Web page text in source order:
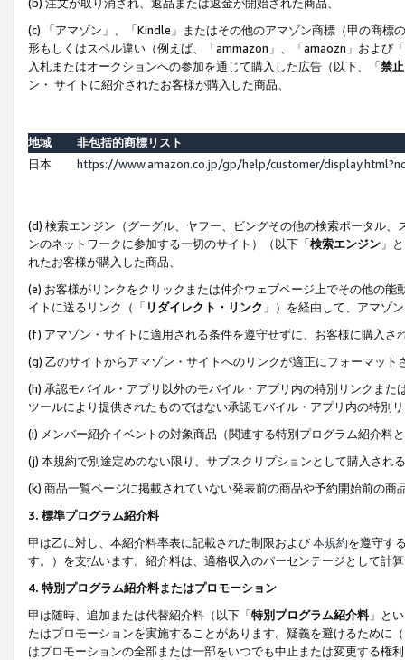
(c) 「アマゾン」、「Kindle」またはその他のアマゾン商標（甲の商
形もしくはスペル違い（例えば、「ammazon」、「amaozn」および
入札またはオークションへの参加を通じて購入した広告（以下、「禁
ン・ サイトに紹介されたお客様が購入した商品、
地域
非包括的商標リスト
日本
https://www.amazon.co.jp/gp/help/customer/
(d) 検索エンジン（グーグル、ヤフー、ビングその他の検索ポータル
ンのネットワークに参加する一切のサイト）（以下「検索エンジン 」
れたお客様が購入した商品、
(e) お客様がリンクをクリックまたは仲介ウェブページ上でその他の
イトに送るリンク（「 リダイレクト・リンク 」）を経由して、アマゾ
(f) アマゾン・サイトに適用される条件を遵守せずに、お客様に購入さ
(g) 乙のサイトからアマゾン・サイトへのリンクが適正にフォーマッ
(h) 承認モバイル・アプリ以外のモバイル・アプリ内の特別リンクま
ツールにより提供されたものではない承認モバイル・アプリ内の特別
(i) メンバー紹介イベントの対象商品（関連する特別プログラム紹介料
(j) 本規約で別途定めのない限り、サブスクリプションとして購入され
(k) 商品一覧ページに掲載されていない発表前の商品や予約開始前の商
3. 標準プログラム紹介料
甲は乙に対し、本紹介料率表に記載された制限および本規約を遵守す
す。）を支払います。紹介料は、適格収入のパーセンテージとして計
4. 特別プログラム紹介料またはプロモーション
甲は随時、追加または代替紹介料（以下「特別プログラム紹介料」と
たはプロモーションを実施することがあります。疑義を避けるために
はプロモーションの全部または一部をいつでも中止または変更する権